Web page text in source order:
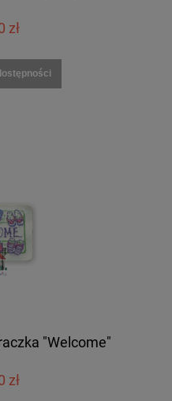
zł
"Welcome"
zł